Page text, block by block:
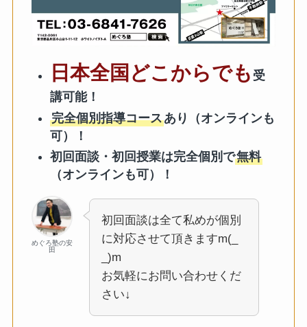
日本全国どこからでも 受
講可能！
完全個別指導コースあり（オンラインも
可）！
初回面談・初回授業は完全個別で無料
（オンラインも可）！
めぐろ塾の安
田
初回面談は全て私めが個別
に対応させて頂きますm(_
_)m
お気軽にお問い合わせくだ
さい↓